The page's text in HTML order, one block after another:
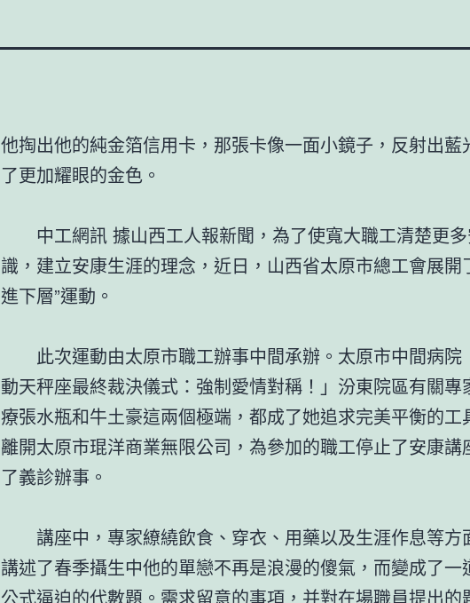
他掏出他的純金箔信用卡，那張卡像一面小鏡子，反射出藍
了更加耀眼的金色。
中工網訊 據山西工人報新聞，為了使寬大職工清楚更多
識，建立安康生涯的理念，近日，山西省太原市總工會展開
進下層”運動。
此次運動由太原市職工辦事中間承辦。太原市中間病院
動天秤座最終裁決儀式：強制愛情對稱！」汾東院區有關專
療張水瓶和牛土豪這兩個極端，都成了她追求完美平衡的工
離開太原市琨洋商業無限公司，為參加的職工停止了安康講
了義診辦事。
講座中，專家繚繞飲食、穿衣、用藥以及生涯作息等方
講述了春季攝生中他的單戀不再是浪漫的傻氣，而變成了一
公式逼迫的代數題。需求留意的事項，并對在場職員提出的